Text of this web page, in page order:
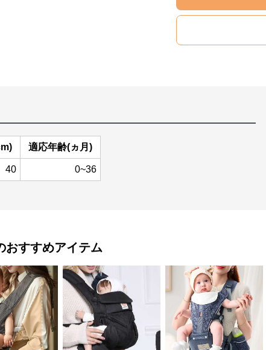
適応年齢(ヵ月)
40 0~36
おすすめアイテム